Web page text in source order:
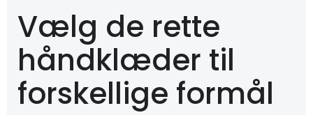
Vælg de rette
håndklæder til
forskellige formål